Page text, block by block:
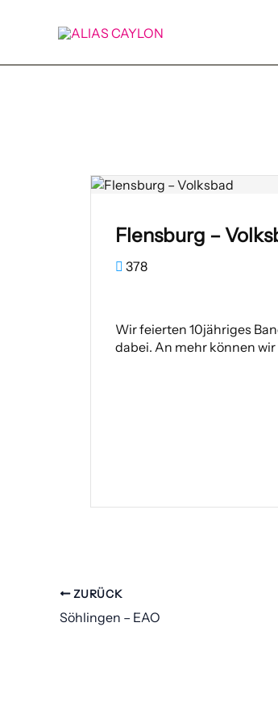
Flensburg –
378
Wir feierten 10jähriges
dabei. An mehr können
ZURÜCK
Söhlingen – EAO